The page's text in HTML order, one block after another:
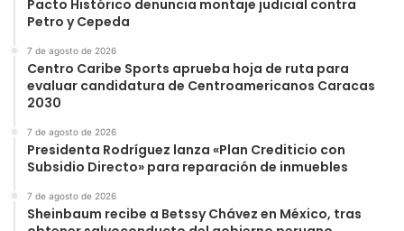
Pacto Histórico denuncia montaje judicial contra
Petro y Cepeda
7 de agosto de 2026
Centro Caribe Sports aprueba hoja de ruta para
evaluar candidatura de Centroamericanos Caracas
2030
7 de agosto de 2026
Presidenta Rodríguez lanza «Plan Crediticio con
Subsidio Directo» para reparación de inmuebles
7 de agosto de 2026
Sheinbaum recibe a Betssy Chávez en México, tras